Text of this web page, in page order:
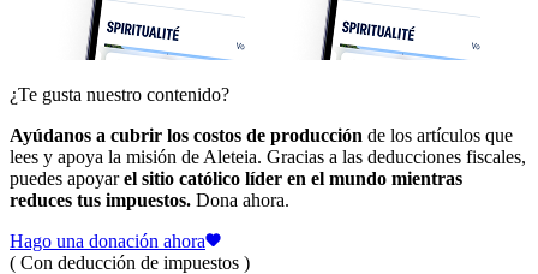
¿Te gusta nuestro contenido?
Ayúdanos a cubrir los costos de producción de los artículos que
lees y apoya la misión de Aleteia. Gracias a las deducciones fiscales,
puedes apoyarel sitio católico líder en el mundo mientras
reduces tus impuestos. Dona ahora.
Hago una donación ahora
( Con deducción de impuestos )